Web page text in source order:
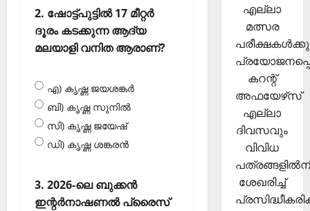
2. ഷോട്ട്പുട്ടില്‍ 17 മീറ്റര്‍
ദൂരം കടക്കുന്ന ആദ്യ
മലയാളി വനിത ആരാണ്?
എ) കൃഷ്ണ ജയശങ്കര്‍
ബി) കൃഷ്ണ സുനില്‍
സി) കൃഷ്ണ ജയേഷ്
ഡി) കൃഷ്ണ ശങ്കരന്‍
3. 2026-ലെ ബുക്കന്‍
ഇന്റര്‍നാഷണല്‍ പ്രൈസ്
എല്ലാ
മത്സര
കറന്റ്
അഫയേഴ്‌സ്
എല്ലാ
ദിവസവും
വിവിധ
ശേഖരിച്ച്